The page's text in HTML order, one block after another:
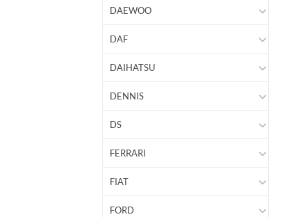
DAEWOO
DAF
DAIHATSU
DENNIS
DS
FERRARI
FIAT
FORD